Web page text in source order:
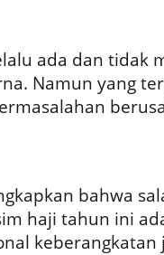
ada dan tidak
Namun yang
bahwa
haji tahun ini
keberangkatan